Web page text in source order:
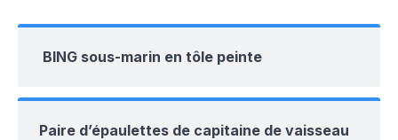
BING sous-marin en tôle peinte
Paire d’épaulettes de capitaine de vaisseau